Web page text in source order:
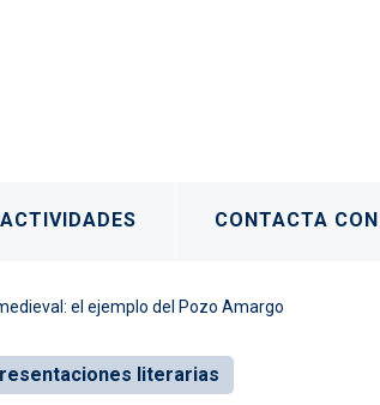
CONTACTA
el ejemplo del Pozo Amargo
literarias